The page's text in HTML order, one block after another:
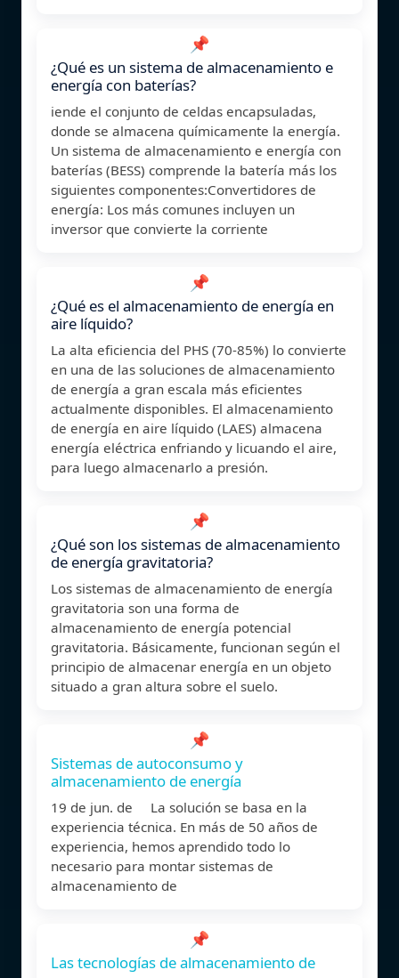
📌
¿Qué es un sistema de almacenamiento e
energía con baterías?
iende el conjunto de celdas encapsuladas,
donde se almacena químicamente la energía.
Un sistema de almacenamiento e energía con
baterías (BESS) comprende la batería más los
siguientes componentes:Convertidores de
energía: Los más comunes incluyen un
inversor que convierte la corriente
📌
¿Qué es el almacenamiento de energía en
aire líquido?
La alta eficiencia del PHS (70-85%) lo convierte
en una de las soluciones de almacenamiento
de energía a gran escala más eficientes
actualmente disponibles. El almacenamiento
de energía en aire líquido (LAES) almacena
energía eléctrica enfriando y licuando el aire,
para luego almacenarlo a presión.
📌
¿Qué son los sistemas de almacenamiento
de energía gravitatoria?
Los sistemas de almacenamiento de energía
gravitatoria son una forma de
almacenamiento de energía potencial
gravitatoria. Básicamente, funcionan según el
principio de almacenar energía en un objeto
situado a gran altura sobre el suelo.
📌
Sistemas de autoconsumo y
almacenamiento de energía
19 de jun. de La solución se basa en la
experiencia técnica. En más de 50 años de
experiencia, hemos aprendido todo lo
necesario para montar sistemas de
almacenamiento de
📌
Las tecnologías de almacenamiento de